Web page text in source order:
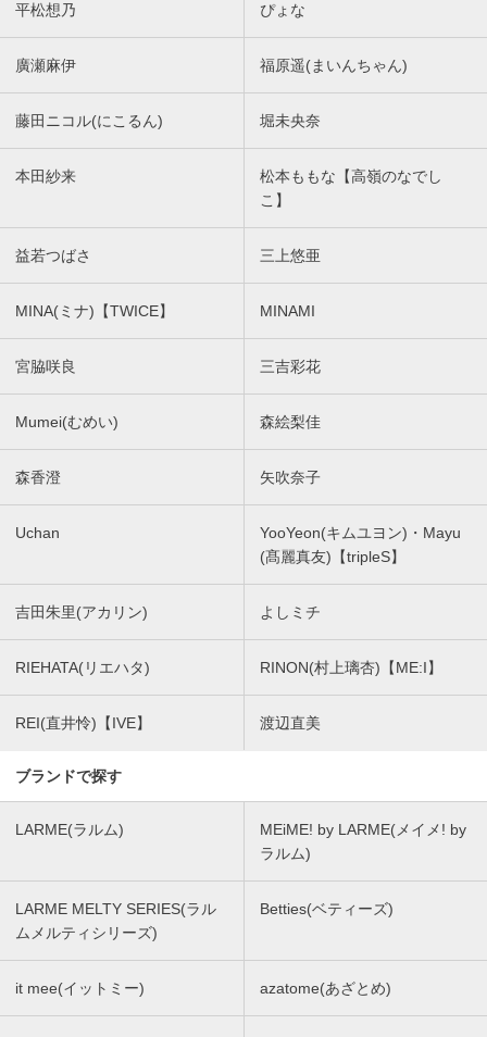
平松想乃 ぴょな
廣瀬麻伊 福原遥(まいんちゃん)
藤田ニコル(にこるん) 堀未央奈
本田紗来
松本ももな【高嶺のなでし
こ】
益若つばさ 三上悠亜
MINA(ミナ)【TWICE】 MINAMI
宮脇咲良 三吉彩花
Mumei(むめい) 森絵梨佳
森香澄 矢吹奈子
Uchan
YooYeon(キムユヨン)・Mayu
(髙麗真友)【tripleS】
吉田朱里(アカリン) よしミチ
RIEHATA(リエハタ) RINON(村上璃杏)【ME:I】
REI(直井怜)【IVE】 渡辺直美
ブランドで探す
LARME(ラルム)
MEiME! by LARME(メイメ! by
ラルム)
LARME MELTY SERIES(ラル
ムメルティシリーズ)
Betties(ベティーズ)
it mee(イットミー) azatome(あざとめ)